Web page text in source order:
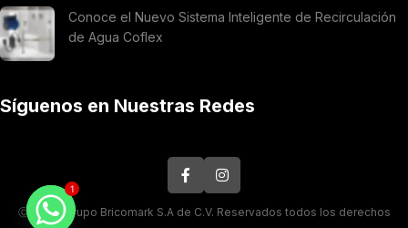
Conoce el Nuevo Sistema Inteligente de Recirculación
de Agua Coflex
Síguenos en Nuestras Redes
Ⓒ 2026. Grupo Bricomark S.A de C.V. Reservados todos los derechos
1